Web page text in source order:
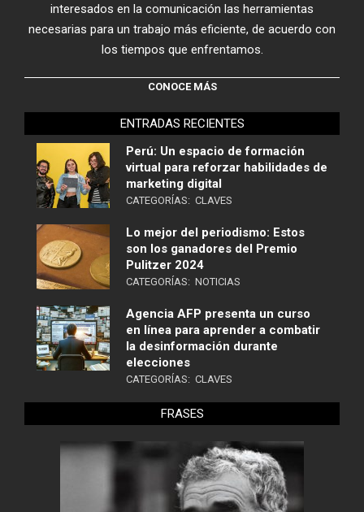
interesados en la comunicación las herramientas
necesarias para un trabajo más eficiente, de acuerdo con
los tiempos que enfrentamos.
CONOCE MÁS
ENTRADAS RECIENTES
Perú: Un espacio de formación
virtual para reforzar habilidades de
marketing digital
CATEGORÍAS: CLAVES
Lo mejor del periodismo: Estos
son los ganadores del Premio
Pulitzer 2024
CATEGORÍAS: NOTICIAS
Agencia AFP presenta un curso
en línea para aprender a combatir
la desinformación durante
elecciones
CATEGORÍAS: CLAVES
FRASES